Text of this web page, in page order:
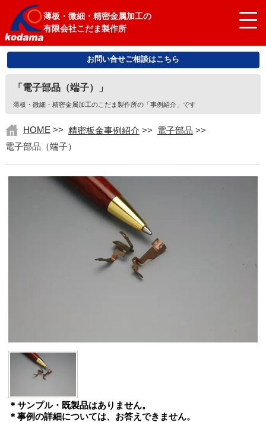
薄板・微細・精密金属加工の
有限会社こだま製作所
お問い合せご相談はこちら
「電子部品（端子）」
薄板・微細・精密金属加工のこだま製作所の「事例紹介」です
HOME >> 精密板金事例紹介 >> 電子部品 >>
電子部品（端子）
＊サンプル・既製品はありません。
＊事例の詳細については、お答えできません。